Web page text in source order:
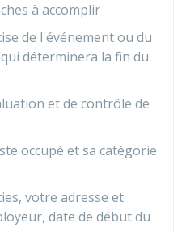
à accomplir
de l'événement ou du
déterminera la fin du
et de contrôle de
occupé et sa catégorie
votre adresse et
date de début du